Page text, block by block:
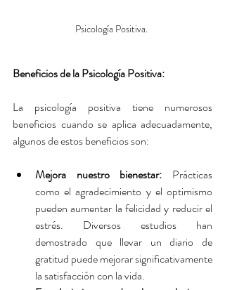
Psicología Positiva.
Beneficios de la Psicología Positiva:
La psicología positiva tiene numerosos
beneficios cuando se aplica adecuadamente,
algunos de estos beneficios son:
Mejora nuestro bienestar: Prácticas
como el agradecimiento y el optimismo
pueden aumentar la felicidad y reducir el
estrés. Diversos estudios han
demostrado que llevar un diario de
gratitud puede mejorar significativamente
la satisfacción con la vida.